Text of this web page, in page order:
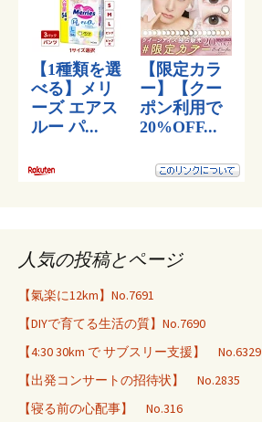
人気の投稿とページ
【氣楽に12km】No.7691
【DIYで育てる生活の質】No.7690
【4:30 30km で サブスリー支援】 No.6329
【出発コンサートの招待状】 No.2835
【寝る前の心配事】 No.316